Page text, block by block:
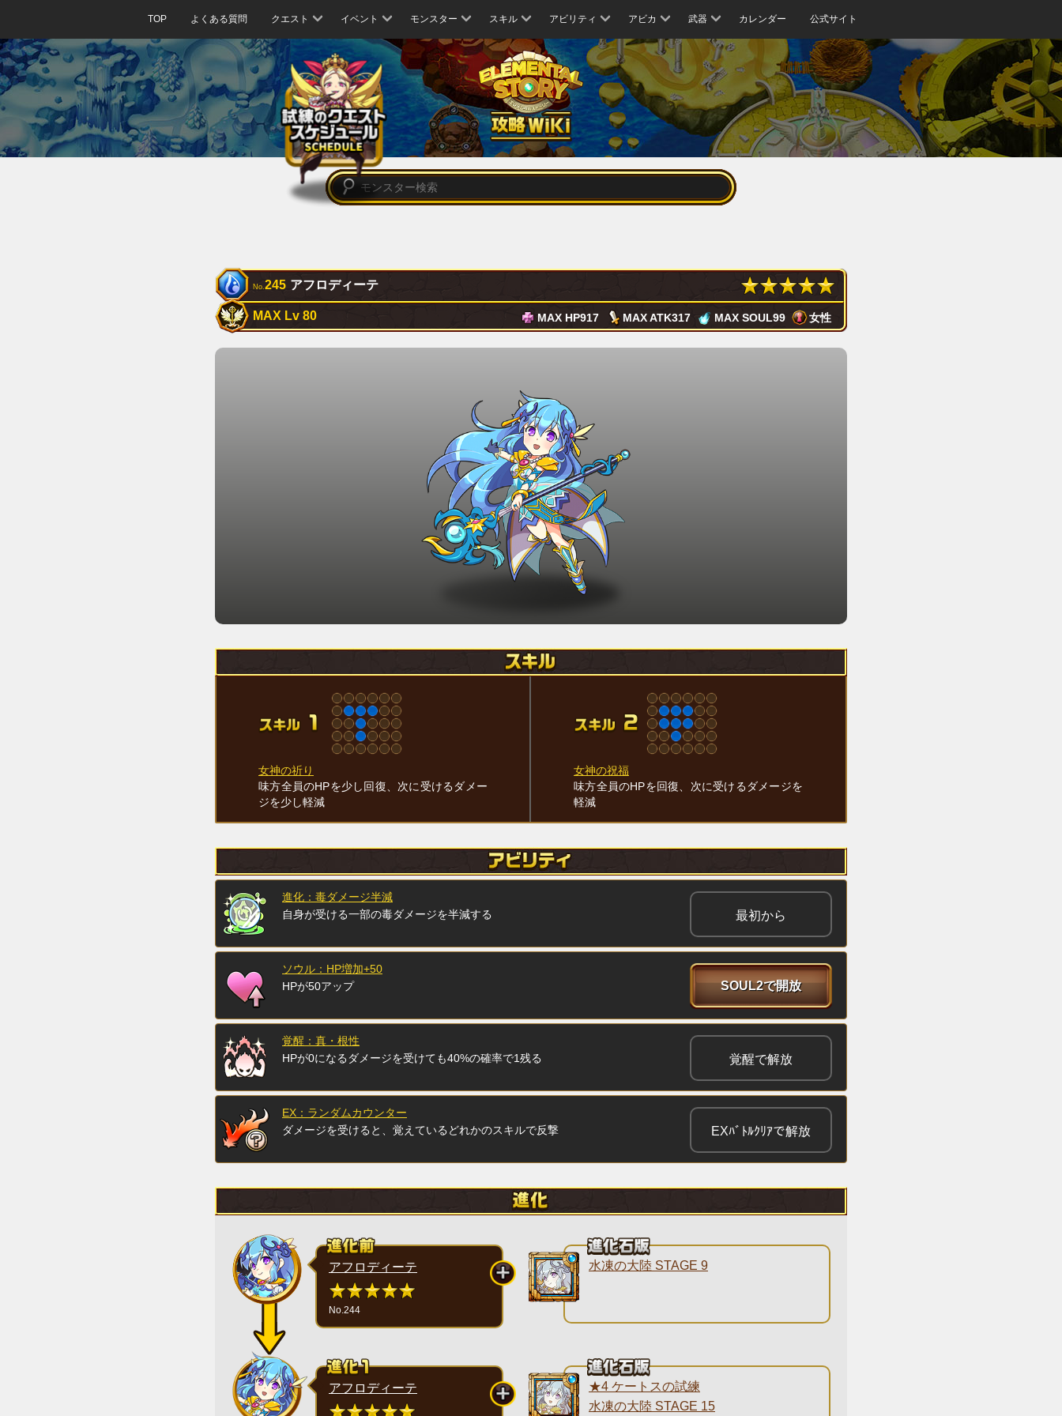
TOP よくある質問 クエスト イベント モンスター スキル アビリティ アビカ 武器 カレンダー 公式サイト
No.245 アフロディーテ
MAX Lv 80 MAX HP917 MAX ATK317 MAX SOUL99 女性
女神の祈り
味方全員のHPを少し回復、次に受けるダメー
ジを少し軽減
女神の祝福
味方全員のHPを回復、次に受けるダメージを
軽減
進化：毒ダメージ半減
自身が受ける一部の毒ダメージを半減する
最初から
ソウル：HP増加+50
HPが50アップ
SOUL2で開放
覚醒：真・根性
HPが0になるダメージを受けても40%の確率で1残る
覚醒で解放
EX：ランダムカウンター
ダメージを受けると、覚えているどれかのスキルで反撃
EXﾊﾞﾄﾙｸﾘｱで解放
アフロディーテ
No.244
水凍の大陸 STAGE 9
アフロディーテ
★4 ケートスの試練
水凍の大陸 STAGE 15